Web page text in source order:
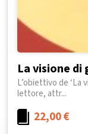
La visione
L’obiettivo de ‘La
lettore, attr...
22,00€